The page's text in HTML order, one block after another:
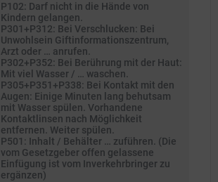
P102: Darf nicht in die Hände von
Kindern gelangen.
P301+P312: Bei Verschlucken: Bei
Unwohlsein Giftinformationszentrum,
Arzt oder … anrufen.
P302+P352: Bei Berührung mit der Haut:
Mit viel Wasser / … waschen.
P305+P351+P338: Bei Kontakt mit den
Augen: Einige Minuten lang behutsam
mit Wasser spülen. Vorhandene
Kontaktlinsen nach Möglichkeit
entfernen. Weiter spülen.
P501: Inhalt / Behälter … zuführen. (Die
vom Gesetzgeber offen gelassene
Einfügung ist vom Inverkehrbringer zu
ergänzen)